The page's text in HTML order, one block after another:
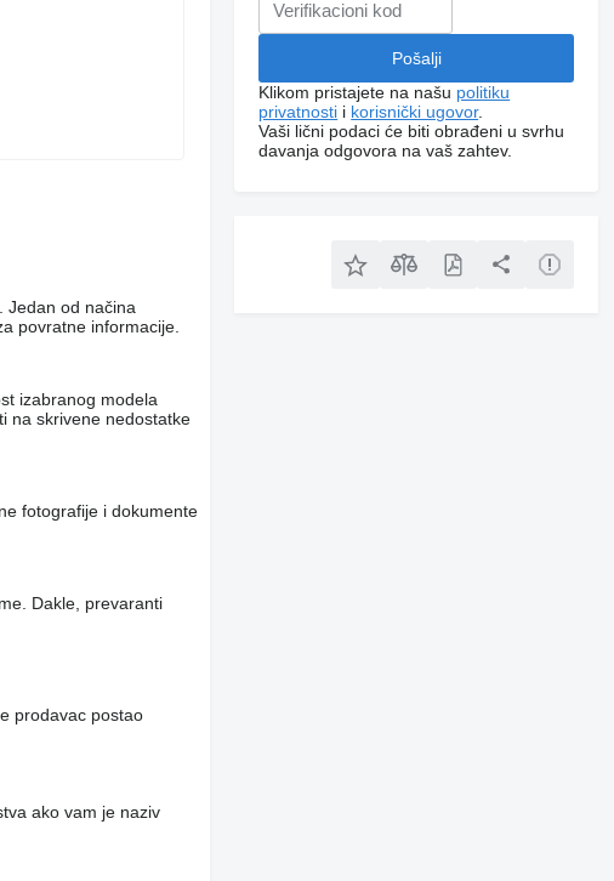
Jedan od načina
povratne informacije.
izabranog modela
na skrivene nedostatke
fotografije i dokumente
Dakle, prevaranti
prodavac postao
ako vam je naziv
Klikom pristajete na našu politiku
privatnosti i korisnički ugovor.
Vaši lični podaci će biti obrađeni u svrhu
davanja odgovora na vaš zahtev.